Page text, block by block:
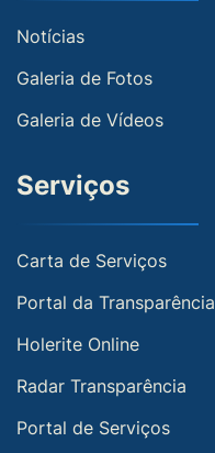
Notícias
Galeria de Fotos
Galeria de Vídeos
Serviços
Carta de Serviços
Portal da Transparência
Holerite Online
Radar Transparência
Portal de Serviços